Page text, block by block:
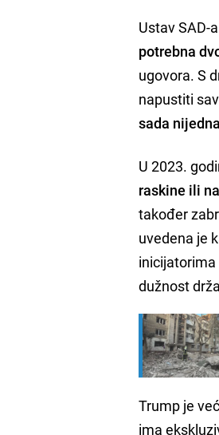
Ustav SAD-
potrebna
ugovora. S
napustiti
sada
U 2023.
raskine ili
također
uvedena je
dužnost
Trump je
ima